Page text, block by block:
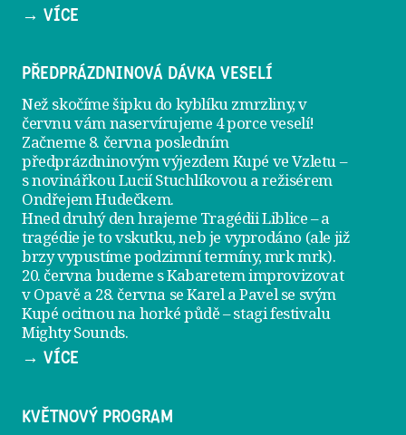
→ VÍCE
PŘEDPRÁZDNINOVÁ DÁVKA VESELÍ
Než skočíme šipku do kyblíku zmrzliny, v
červnu vám naservírujeme 4 porce veselí!
Začneme 8. června posledním
předprázdninovým výjezdemKupé ve Vzletu–
s novinářkou Lucií Stuchlíkovou a režisérem
Ondřejem Hudečkem.
Hned druhý den hrajeme Tragédii Liblice– a
tragédie je to vskutku, neb je vyprodáno (ale již
brzy vypustíme podzimní termíny, mrk mrk).
20. června budeme s Kabaretem improvizovat
v Opavě a 28. června se Karel a Pavel se svým
Kupé ocitnou na horké půdě – stagi festivalu
Mighty Sounds.
→ VÍCE
KVĚTNOVÝ PROGRAM